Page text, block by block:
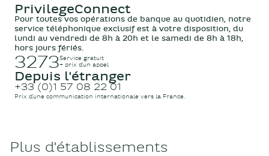
Fermé actuellement.Ouvre demain à
09:00
74 Avenue du General de Gaulle 72001 Le
Mans
01 57 08 22 01
PrivilegeConnect
Pour toutes vos opérations de banque au quotidien, notre
service téléphonique exclusif est à votre disposition, du
lundi au vendredi de 8h à 20h et le samedi de 8h à 18h,
hors jours fériés.
3273Service gratuit
+ prix d’un appel
Depuis l'étranger
+33 (0)1 57 08 22 01
Prix d’une communication internationale vers la France.
Plus d'établissements